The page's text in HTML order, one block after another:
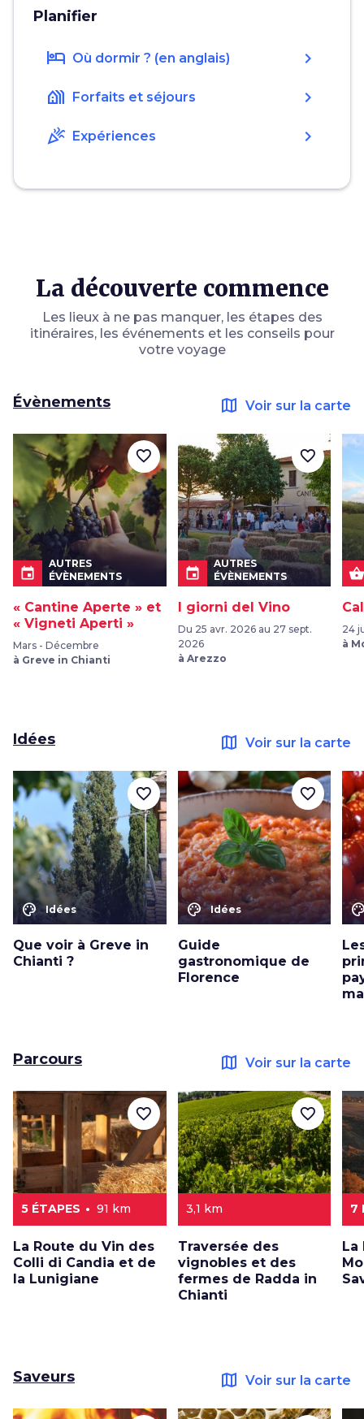
Planifier
hotel Où dormir ? (en anglais) chevron_right
holiday_village Forfaits et séjours chevron_right
celebration Expériences chevron_right
La découverte commence
Les lieux à ne pas manquer, les étapes des
itinéraires, les événements et les conseils pour
votre voyage
Évènements map Voir sur la carte
event
AUTRES
ÉVÈNEMENTS
« Cantine Aperte » et
« Vigneti Aperti »
Mars - Décembre
à Greve in Chianti
favorite_border
event
AUTRES
ÉVÈNEMENTS
I giorni del Vino
Du 25 avr. 2026 au 27 sept.
2026
à Arezzo
favorite_border
24
à
Idées map Voir sur la carte
color_lens Idées
Que voir à Greve in
Chianti ?
favorite_border
color_lens Idées
Guide
gastronomique de
Florence
favorite_border
Parcours map Voir sur la carte
5 ÉTAPES 91 km
La Route du Vin des
Colli di Candia et de
la Lunigiane
favorite_border
3,1 km
Traversée des
vignobles et des
fermes de Radda in
Chianti
favorite_border
7
La
Saveurs map Voir sur la carte